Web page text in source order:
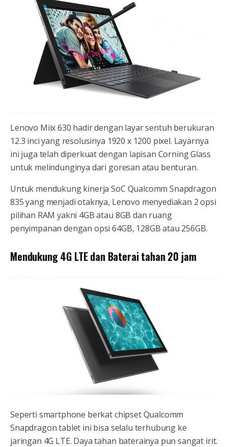
Lenovo Miix 630 hadir dengan layar sentuh berukuran
12.3 inci yang resolusinya 1920 x 1200 pixel. Layarnya
ini juga telah diperkuat dengan lapisan Corning Glass
untuk melindunginya dari goresan atau benturan.
Untuk mendukung kinerja SoC Qualcomm Snapdragon
835 yang menjadi otaknya, Lenovo menyediakan 2 opsi
pilihan RAM yakni 4GB atau 8GB dan ruang
penyimpanan dengan opsi 64GB, 128GB atau 256GB.
Mendukung 4G LTE dan Baterai tahan 20 jam
Seperti smartphone berkat chipset Qualcomm
Snapdragon tablet ini bisa selalu terhubung ke
jaringan 4G LTE. Daya tahan baterainya pun sangat irit.